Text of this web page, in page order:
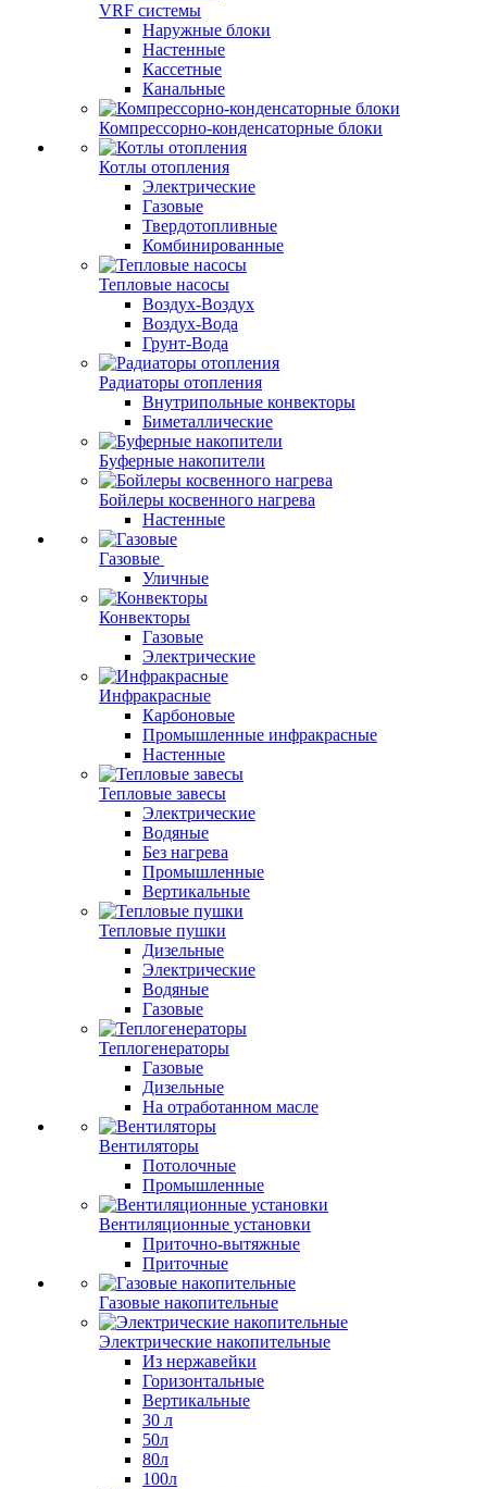
VRF системы
Наружные блоки
Настенные
Кассетные
Канальные
Компрессорно-конденсаторные блоки
Котлы отопления
Электрические
Газовые
Твердотопливные
Комбинированные
Тепловые насосы
Воздух-Воздух
Воздух-Вода
Грунт-Вода
Радиаторы отопления
Внутрипольные конвекторы
Биметаллические
Буферные накопители
Бойлеры косвенного нагрева
Настенные
Газовые
Уличные
Конвекторы
Газовые
Электрические
Инфракрасные
Карбоновые
Промышленные инфракрасные
Настенные
Тепловые завесы
Электрические
Водяные
Без нагрева
Промышленные
Вертикальные
Тепловые пушки
Дизельные
Электрические
Водяные
Газовые
Теплогенераторы
Газовые
Дизельные
На отработанном масле
Вентиляторы
Потолочные
Промышленные
Вентиляционные установки
Приточно-вытяжные
Приточные
Газовые накопительные
Электрические накопительные
Из нержавейки
Горизонтальные
Вертикальные
30 л
50л
80л
100л